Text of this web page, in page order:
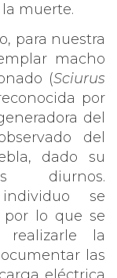
muerte.
para nuestra
macho
(Sciurus
por
del
del
dado su
diurnos.
individuo se
por lo que se
realizarle la
las